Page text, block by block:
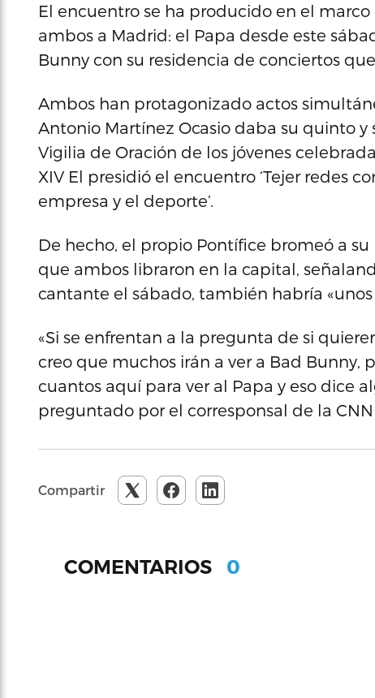
El encuentro se ha producido en el
ambos a Madrid: el Papa desde este
Bunny con su residencia de conciertos
Ambos han protagonizado actos
Antonio Martínez Ocasio daba su quinto y
Vigilia de Oración de los jóvenes
XIV El presidió el encuentro ‘Tejer redes
empresa y el deporte’.
De hecho, el propio Pontífice bromeó a
que ambos libraron en la capital,
cantante el sábado, también habría «unos
«Si se enfrentan a la pregunta de si
creo que muchos irán a ver a Bad Bunny,
cuantos aquí para ver al Papa y eso dice
preguntado por el corresponsal de la
Compartir
COMENTARIOS 0